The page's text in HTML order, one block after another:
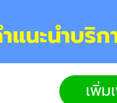
แนะนำบริก
เพิ่ม